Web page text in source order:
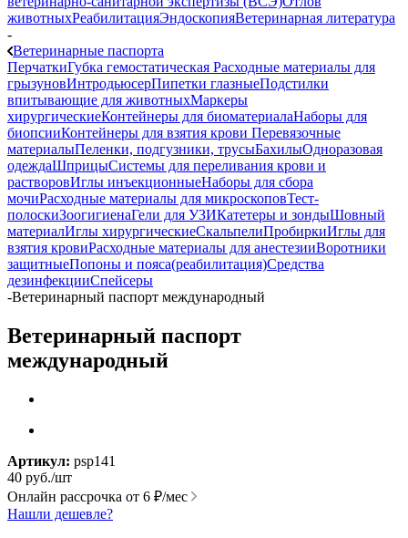
животныхРеабилитацияЭндоскопияВетеринарная литература
-
Ветеринарные паспорта
ПерчаткиГубка гемостатическая Расходные материалы для
грызуновИнтродьюсерПипетки глазныеПодстилки
впитывающие для животныхМаркеры
хирургическиеКонтейнеры для биоматериалаНаборы для
биопсииКонтейнеры для взятия крови Перевязочные
материалыПеленки, подгузники, трусыБахилыОдноразовая
одеждаШприцыСистемы для переливания крови и
растворовИглы инъекционныеНаборы для сбора
мочиРасходные материалы для микроскоповТест-
полоскиЗоогигиенаГели для УЗИКатетеры и зондыШовный
материалИглы хирургическиеСкальпелиПробиркиИглы для
взятия кровиРасходные материалы для анестезииВоротники
защитныеПопоны и пояса(реабилитация)Средства
дезинфекцииСпейсеры
-Ветеринарный паспорт международный
Ветеринарный паспорт
международный
Артикул: psp141
40 руб./шт
Онлайн рассрочка от 6 ₽/мес
Нашли дешевле?